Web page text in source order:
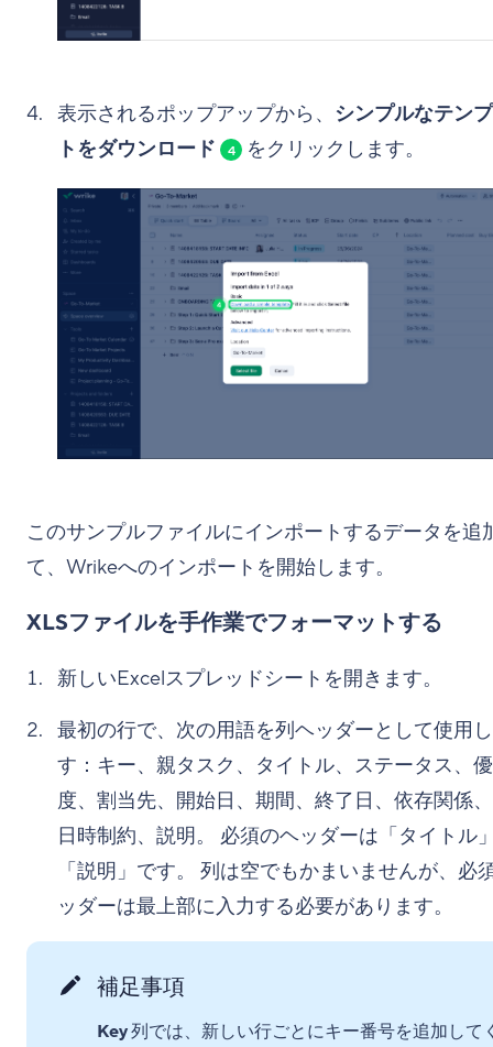
表示されるポップアップから、 シンプルなテン
トをダウンロード
4 をクリックします。
このサンプルファイルにインポートするデータを追
て、Wrikeへのインポートを開始します。
XLSファイルを手作業でフォーマットする
新しいExcelスプレッドシートを開きます。
最初の行で、次の用語を列ヘッダーとして使用
す：キー、親タスク、タイトル、ステータス、
度、割当先、開始日、期間、終了日、依存関係
日時制約、説明。 必須のヘッダーは「タイトル
「説明」です。 列は空でもかまいませんが、必
ッダーは最上部に入力する必要があります。
補足事項
Key列では、新しい行ごとにキー番号を追加して